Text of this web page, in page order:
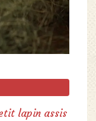
lapin assis